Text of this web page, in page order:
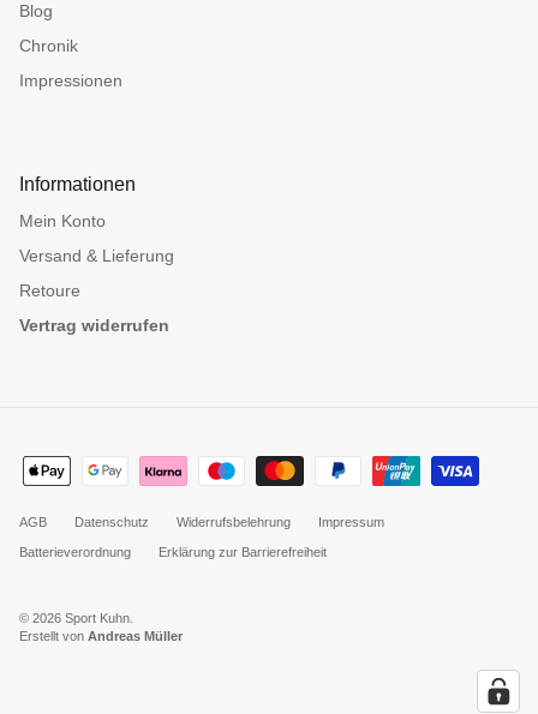
Blog
Chronik
Impressionen
Informationen
Mein Konto
Versand & Lieferung
Retoure
Vertrag widerrufen
AGB Datenschutz Widerrufsbelehrung Impressum
Batterieverordnung Erklärung zur Barrierefreiheit
© 2026 Sport Kuhn
Erstellt von Andreas Müller